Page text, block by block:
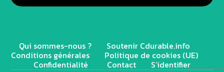
Qui sommes-nous ? Soutenir Cdurable.info
Conditions générales Politique de cookies (UE)
Confidentialité Contact S’identifier